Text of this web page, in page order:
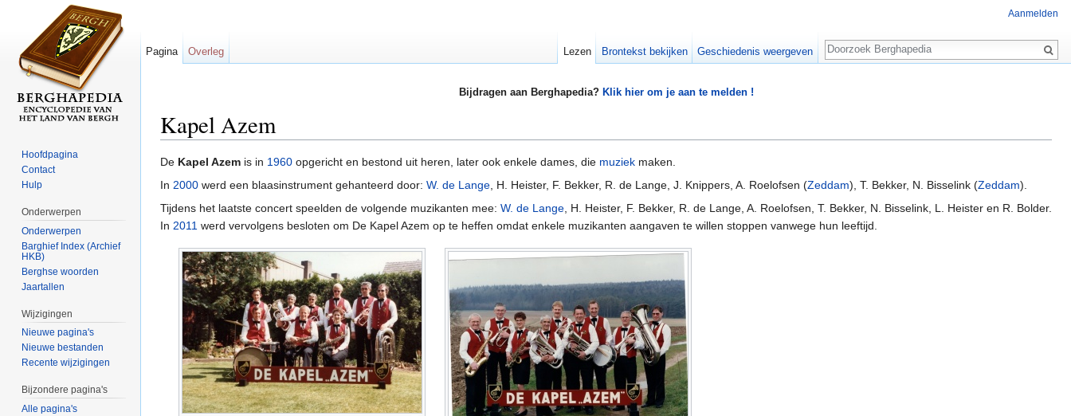
Bijdragen aan Berghapedia? Klik hier om je aan te melden !
Kapel Azem
De Kapel Azem is in 1960 opgericht en bestond uit heren, later ook enkele dames, die muziek maken.
In 2000 werd een blaasinstrument gehanteerd door: W. de Lange, H. Heister, F. Bekker, R. de Lange, J. Knippers, A. Roelofsen (Zeddam), T. Bekker, N. Bisselink (Zeddam).
Tijdens het laatste concert speelden de volgende muzikanten mee: W. de Lange, H. Heister, F. Bekker, R. de Lange, A. Roelofsen, T. Bekker, N. Bisselink, L. Heister en R. Bolder.
In 2011 werd vervolgens besloten om De Kapel Azem op te heffen omdat enkele muzikanten aangaven te willen stoppen vanwege hun leeftijd.
Aanmelden
Pagina Overleg Lezen Brontekst bekijken Geschiedenis weergeven
Zoeken
Hoofdpagina
Contact
Hulp
Onderwerpen
Onderwerpen
Barghief Index (Archief
HKB)
Berghse woorden
Jaartallen
Wijzigingen
Nieuwe pagina's
Nieuwe bestanden
Recente wijzigingen
Bijzondere pagina's
Alle pagina's